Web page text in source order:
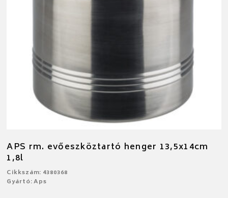
APS rm. evőeszköztartó henger 13,5x14cm
1,8l
Cikkszám: 4380368
Gyártó: Aps